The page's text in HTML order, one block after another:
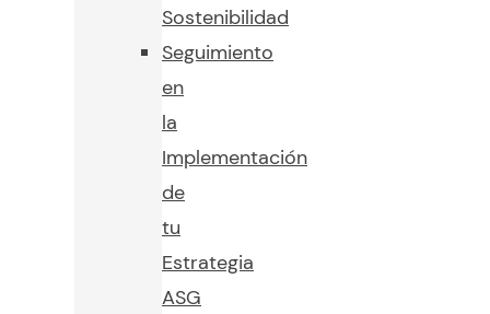
Sostenibilidad
Seguimiento
en
la
Implementación
de
tu
Estrategia
ASG